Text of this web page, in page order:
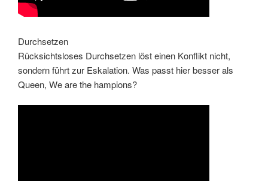
Durchsetzen
Rücksichtsloses Durchsetzen löst einen Konflikt nicht,
sondern führt zur Eskalation. Was passt hier besser als
Queen, We are the hampions?